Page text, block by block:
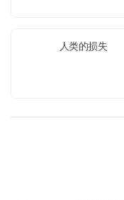
人类的损失